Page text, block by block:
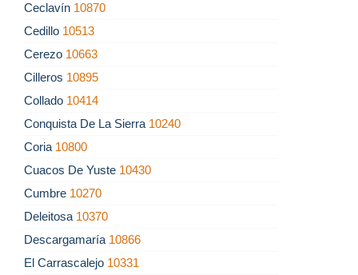
Ceclavín 10870
Cedillo 10513
Cerezo 10663
Cilleros 10895
Collado 10414
Conquista De La Sierra 10240
Coria 10800
Cuacos De Yuste 10430
Cumbre 10270
Deleitosa 10370
Descargamaría 10866
El Carrascalejo 10331